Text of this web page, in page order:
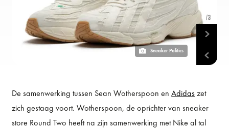
Sneaker Politics
1 /3
De samenwerking tussen Sean Wotherspoon enAdidaszet
zich gestaag voort. Wotherspoon, de oprichter van sneaker
store Round Two heeft na zijn samenwerking met Nike al tal